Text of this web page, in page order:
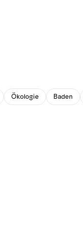
Ökologie Baden